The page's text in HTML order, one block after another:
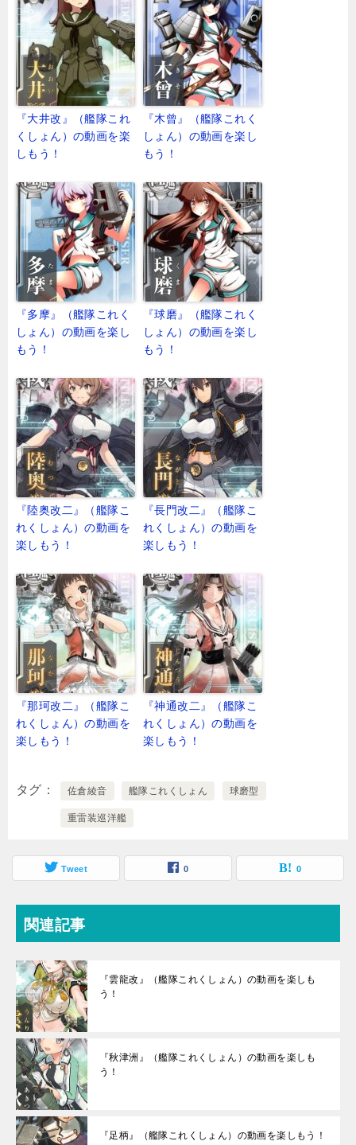
『大井改』（艦隊これ
くしょん）の動画を楽
しもう！
『木曾』（艦隊これく
しょん）の動画を楽し
もう！
『多摩』（艦隊これく
しょん）の動画を楽し
もう！
『球磨』（艦隊これく
しょん）の動画を楽し
もう！
『陸奥改二』（艦隊こ
れくしょん）の動画を
楽しもう！
『長門改二』（艦隊こ
れくしょん）の動画を
楽しもう！
『那珂改二』（艦隊こ
れくしょん）の動画を
楽しもう！
『神通改二』（艦隊こ
れくしょん）の動画を
楽しもう！
タグ 佐倉綾音 艦隊これくしょん 球磨型
重雷装巡洋艦
Tweet 0 0
関連記事
『雲龍改』（艦隊これくしょん）の動画を楽しも
う！
『秋津洲』（艦隊これくしょん）の動画を楽しも
う！
『足柄』（艦隊これくしょん）の動画を楽しもう！